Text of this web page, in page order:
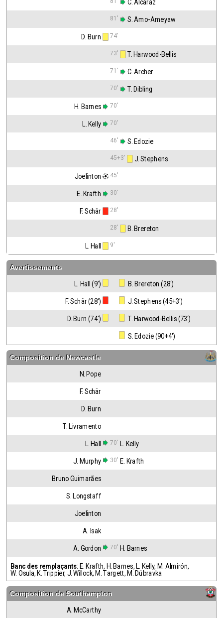
C. Alcaraz
81' S. Amo-Ameyaw
D. Burn 74'
73' T. Harwood-Bellis
71' C. Archer
70' T. Dibling
H. Barnes 70'
L. Kelly 70'
46' S. Edozie
45+3' J. Stephens
Joelinton 45'
E. Krafth 30'
F. Schär 28'
28' B. Brereton
L. Hall 9'
Avertissements
L. Hall (9') B. Brereton (28')
F. Schär (28') J. Stephens (45+3')
D. Burn (74') T. Harwood-Bellis (73')
S. Edozie (90+4')
Composition de Newcastle
N. Pope
F. Schär
D. Burn
T. Livramento
L. Hall 70' L. Kelly
J. Murphy 30' E. Krafth
Bruno Guimarães
S. Longstaff
Joelinton
A. Isak
A. Gordon 70' H. Barnes
Banc des remplaçants: E. Krafth, H. Barnes, L. Kelly, M. Almirón,
W. Osula, K. Trippier, J. Willock, M. Targett, M. Dúbravka
Composition deSouthampton
A. McCarthy